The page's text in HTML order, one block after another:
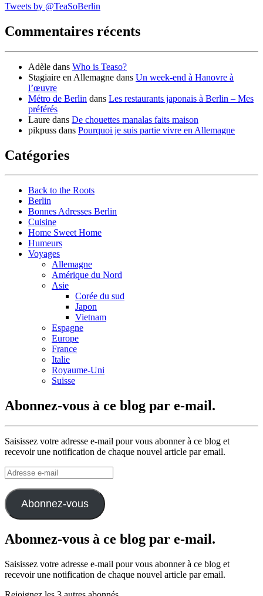
Tweets by @TeaSoBerlin
Commentaires récents
Adèle dans Who is Teaso?
Stagiaire en Allemagne dans Un week-end à Hanovre à
l’œuvre
Métro de Berlin dans Les restaurants japonais à Berlin – Mes
préférés
Laure dans De chouettes manalas faits maison
pikpuss dans Pourquoi je suis partie vivre en Allemagne
Catégories
Back to the Roots
Berlin
Bonnes Adresses Berlin
Cuisine
Home Sweet Home
Humeurs
Voyages
Allemagne
Amérique du Nord
Asie
Corée du sud
Japon
Vietnam
Espagne
Europe
France
Italie
Royaume-Uni
Suisse
Abonnez-vous à ce blog par e-mail.
Saisissez votre adresse e-mail pour vous abonner à ce blog et
recevoir une notification de chaque nouvel article par email.
Adresse
e-
mail
Abonnez-vous
Abonnez-vous à ce blog par e-mail.
Saisissez votre adresse e-mail pour vous abonner à ce blog et
recevoir une notification de chaque nouvel article par email.